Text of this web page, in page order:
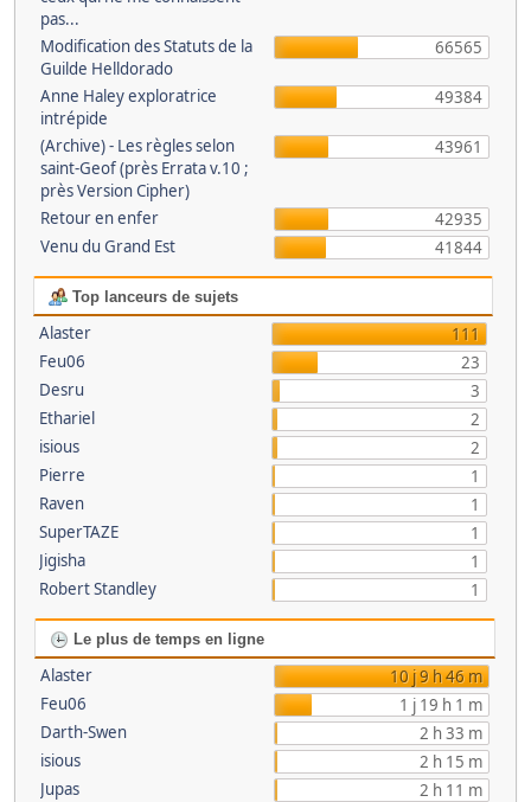
pas...
Modification des Statuts de la
Guilde Helldorado
66565
Anne Haley exploratrice
intrépide
49384
(Archive) - Les règles selon
saint-Geof (près Errata v.10 ;
près Version Cipher)
43961
Retour en enfer
42935
Venu du Grand Est
41844
Top lanceurs de sujets
Alaster
111
Feu06
23
Desru
3
Ethariel
2
isious
2
Pierre
1
Raven
1
SuperTAZE
1
Jigisha
1
Robert Standley
1
Le plus de temps en ligne
Alaster
10 j 9 h 46 m
Feu06
1 j 19 h 1 m
Darth-Swen
2 h 33 m
isious
2 h 15 m
Jupas
2 h 11 m